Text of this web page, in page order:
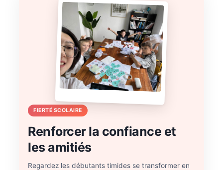
FIERTÉ SCOLAIRE
Renforcer la confiance et
les amitiés
Regardez les débutants timides se transformer en